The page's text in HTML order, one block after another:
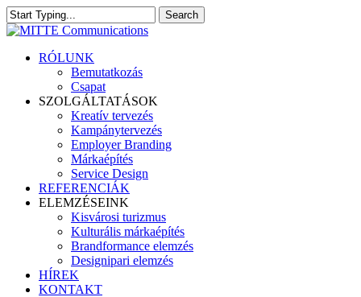
Skip
to
content
Search
Close
search
Menu
RÓLUNK
Bemutatkozás
Csapat
SZOLGÁLTATÁSOK
Kreatív tervezés
Kampánytervezés
Employer Branding
Márkaépítés
Service Design
REFERENCIÁK
ELEMZÉSEINK
Kisvárosi turizmus
Kulturális márkaépítés
Brandformance elemzés
Designipari elemzés
HÍREK
KONTAKT